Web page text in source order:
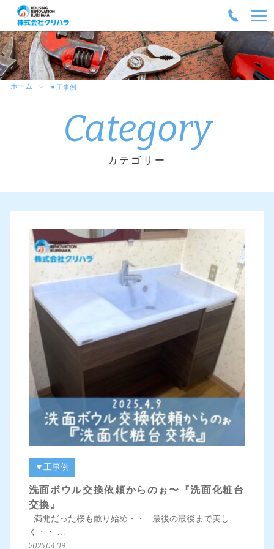
ホーム ▼工事例
Category
カテゴリー
▼工事例
洗面ボウル交換依頼からのぉ〜『洗面化粧台
交換』
満開だった桜も散り始め・・ 最後の最後まで美し
く・・ …
2025.04.09